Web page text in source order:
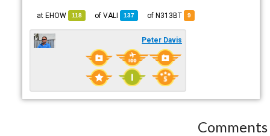
9
137
VALI
118
EHOW
Peter Davis
Comments